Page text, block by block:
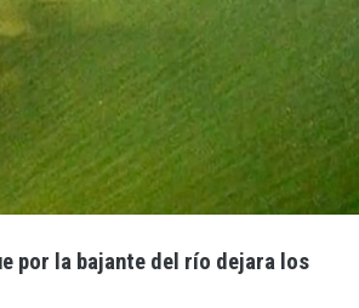
por la bajante del río dejara los